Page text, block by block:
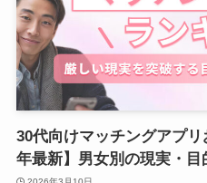
30代向けマッチングアプ
年最新】男女別の現実・目